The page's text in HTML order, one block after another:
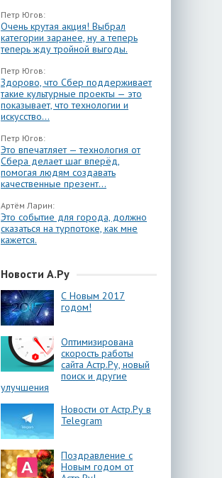
Петр Югов:
Очень крутая акция! Выбрал
категории заранее, ну а теперь
теперь жду тройной выгоды.
Петр Югов:
Здорово, что Сбер поддерживает
такие культурные проекты — это
показывает, что технологии и
искусство...
Петр Югов:
Это впечатляет — технология от
Сбера делает шаг вперёд,
помогая людям создавать
качественные презент...
Артём Ларин:
Это событие для города, должно
сказаться на турпотоке, как мне
кажется.
Новости А.Ру
С Новым 2017
годом!
Оптимизирована
скорость работы
сайта Астр.Ру, новый
поиск и другие
улучшения
Новости от Астр.Ру в
Telegram
Поздравление с
Новым годом от